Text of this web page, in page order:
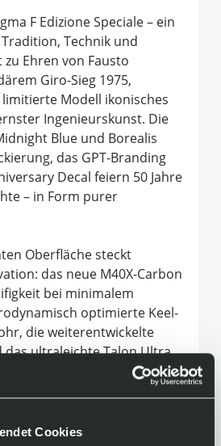
Cookies
F Edizione Speciale – ein
Technik und
Ehren von Fausto
Giro-Sieg 1975,
Modell ikonisches
Ingenieurskunst. Die
Blue und Borealis
das GPT-Branding
Decal feiern 50 Jahre
– in Form purer
Oberfläche steckt
das neue M40X-Carbon
bei minimalem
optimierte Keel-
die weiterentwickelte
das ultraleichte Talon Ultra
Linie, jede Faser – auf
Speciale – Legende trifft